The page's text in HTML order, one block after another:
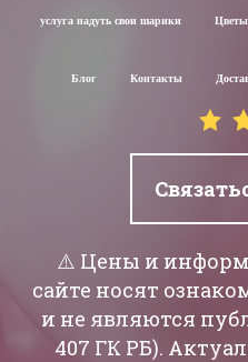
услуга надуть свои шарики Цветы
Блог Контакты
⚠️ Цены и
сайте носят
и не являются
407 ГК РБ).